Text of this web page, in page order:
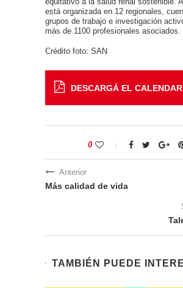
está organizada en 12 regionales,
grupos de trabajo e investigación
más de 1100 profesionales asociados.
Crédito foto: SAN
DESCARGÁ EL
0
Anterior
Más calidad de vida
TAMBIÉN PUEDE